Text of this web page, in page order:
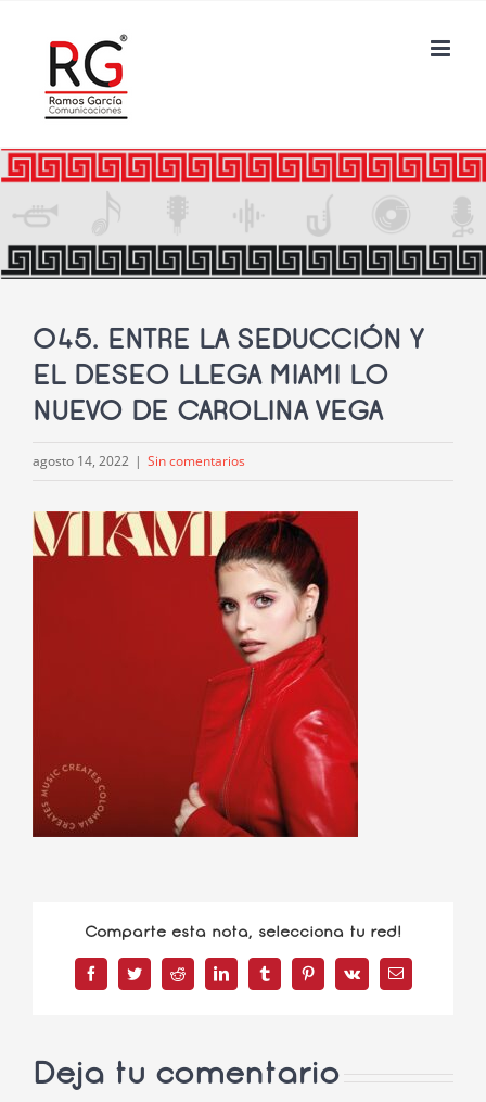
contenido
045. ENTRE LA SEDUCCIÓN Y
EL DESEO LLEGA MIAMI LO
NUEVO DE CAROLINA VEGA
agosto 14, 2022 | Sin comentarios
Comparte esta nota, selecciona tu red!
FacebookTwitterReddit LinkedInTumblrPinterest
Vk
Correo
electrónico
Deja tu comentario